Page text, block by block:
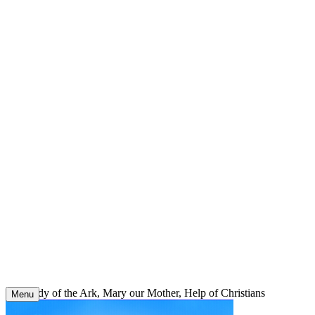
Our Lady of the Ark, Mary our Mother, Help of Christians
Menu